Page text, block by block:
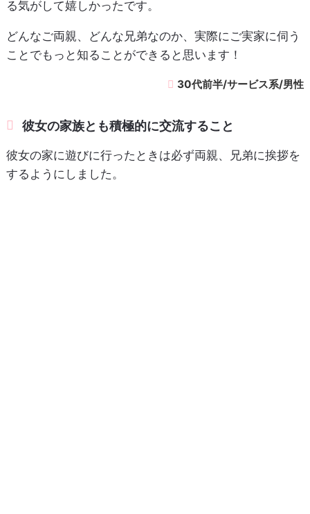
る気がして嬉しかったです。
どんなご両親、どんな兄弟なのか、実際にご実家に伺う
ことでもっと知ることができると思います！
30代前半/サービス系/男性
彼女の家族とも積極的に交流すること
彼女の家に遊びに行ったときは必ず両親、兄弟に挨拶を
するようにしました。